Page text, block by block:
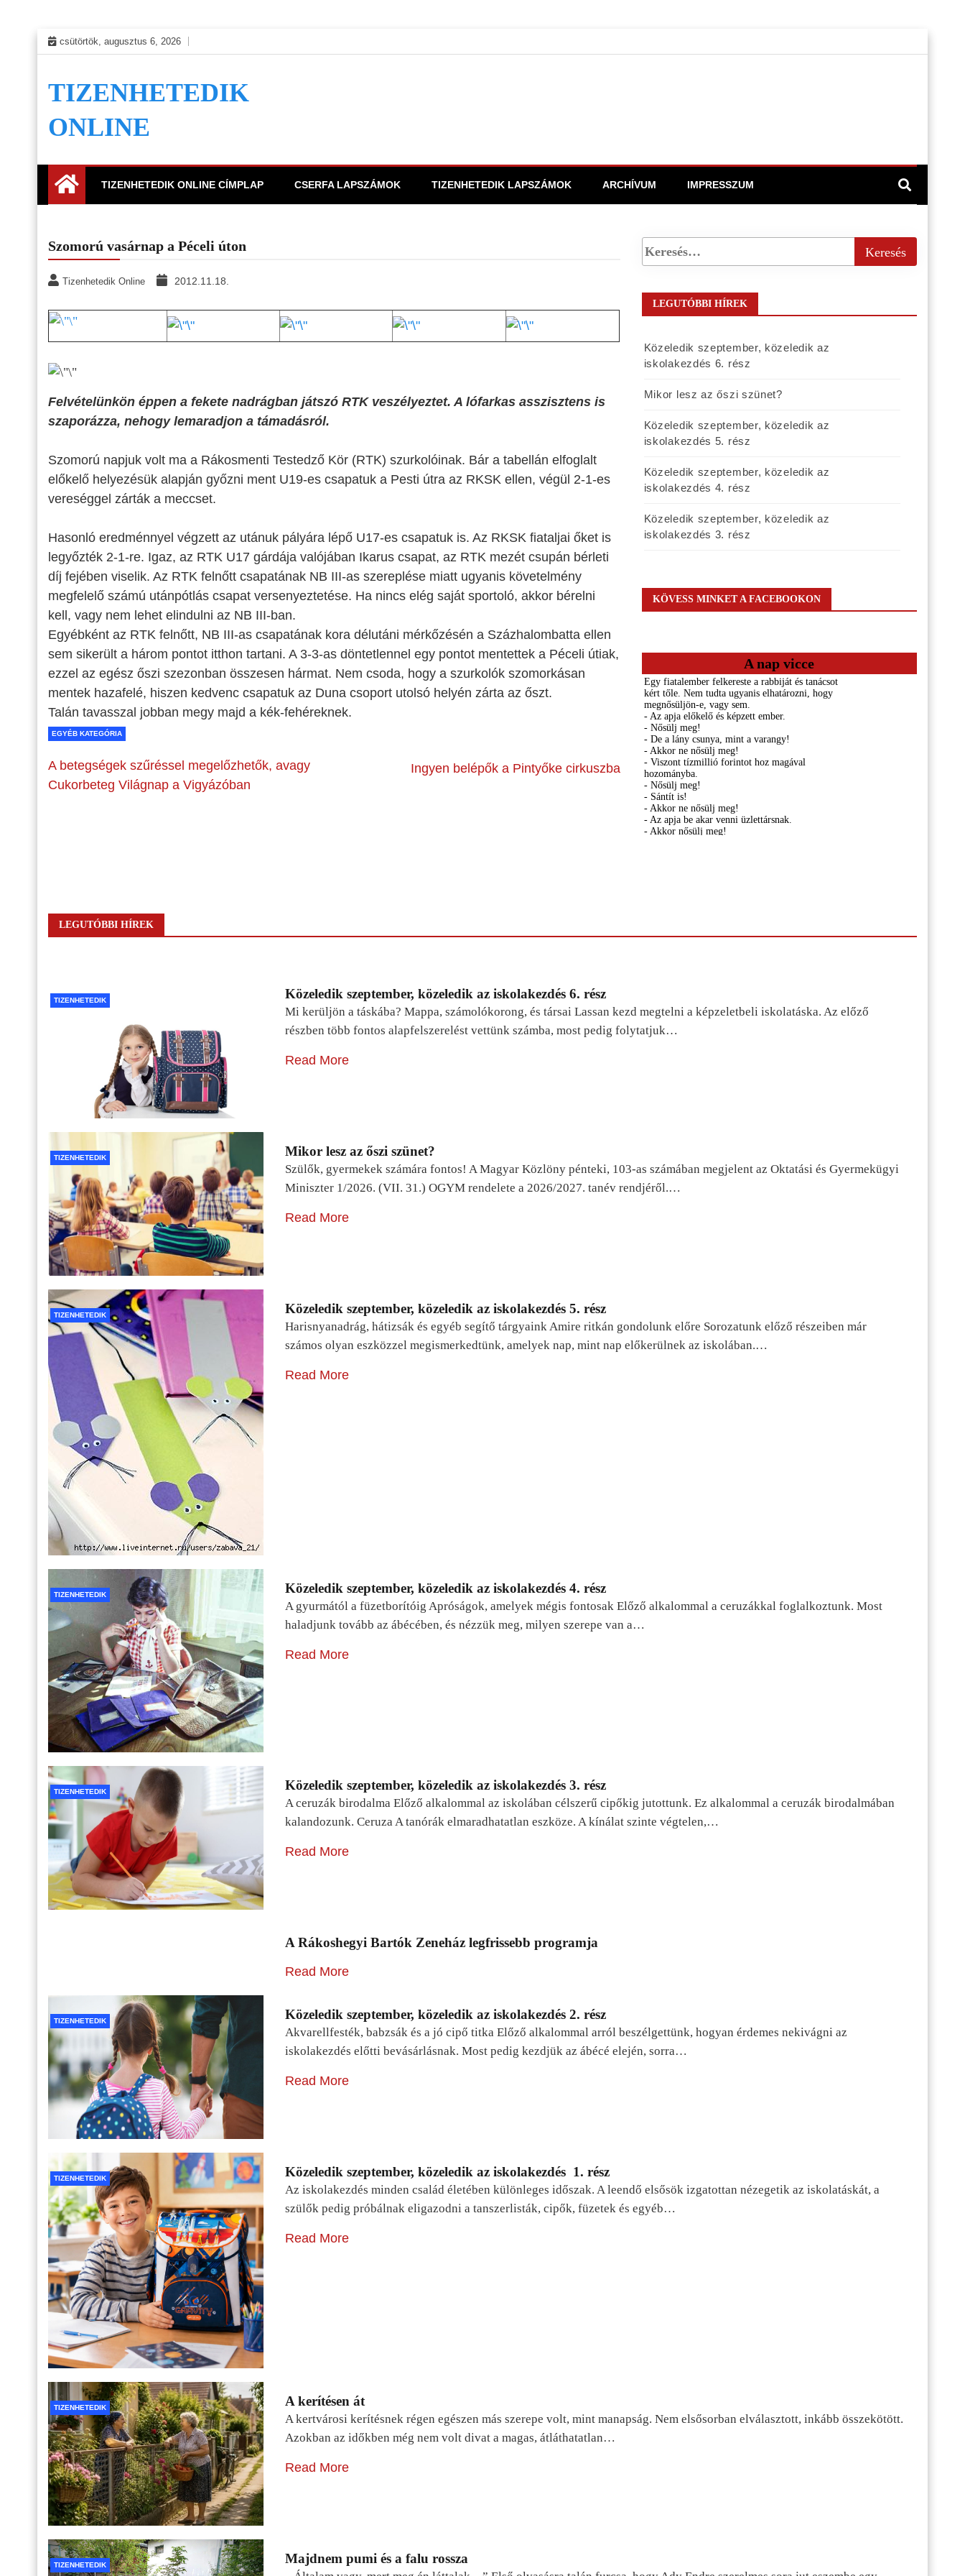
Skip
to
csütörtök, augusztus 6, 2026
TIZENHETEDIK
ONLINE
TIZENHETEDIK ONLINE CÍMPLAP CSERFA LAPSZÁMOK TIZENHETEDIK LAPSZÁMOK ARCHÍVUM IMPRESSZUM
Szomorú vasárnap a Péceli úton
Tizenhetedik Online 2012.11.18.
Felvételünkön éppen a fekete nadrágban játszó RTK veszélyeztet. A lófarkas asszisztens is
szaporázza, nehogy lemaradjon a támadásról.
Szomorú napjuk volt ma a Rákosmenti Testedző Kör (RTK) szurkolóinak. Bár a tabellán elfoglalt
előkelő helyezésük alapján győzni ment U19-es csapatuk a Pesti útra az RKSK ellen, végül 2-1-es
vereséggel zárták a meccset.
Hasonló eredménnyel végzett az utánuk pályára lépő U17-es csapatuk is. Az RKSK fiataljai őket is
legyőzték 2-1-re. Igaz, az RTK U17 gárdája valójában Ikarus csapat, az RTK mezét csupán bérleti
díj fejében viselik. Az RTK felnőtt csapatának NB III-as szereplése miatt ugyanis követelmény
megfelelő számú utánpótlás csapat versenyeztetése. Ha nincs elég saját sportoló, akkor bérelni
kell, vagy nem lehet elindulni az NB III-ban.
Egyébként az RTK felnőtt, NB III-as csapatának kora délutáni mérkőzésén a Százhalombatta ellen
sem sikerült a három pontot itthon tartani. A 3-3-as döntetlennel egy pontot mentettek a Péceli útiak,
ezzel az egész őszi szezonban összesen hármat. Nem csoda, hogy a szurkolók szomorkásan
mentek hazafelé, hiszen kedvenc csapatuk az Duna csoport utolsó helyén zárta az őszt.
Talán tavasszal jobban megy majd a kék-fehéreknek.
EGYÉB KATEGÓRIA
A betegségek szűréssel megelőzhetők, avagy
Cukorbeteg Világnap a Vigyázóban
Ingyen belépők a Pintyőke cirkuszba
LEGUTÓBBI HÍREK
Közeledik szeptember, közeledik az
iskolakezdés 6. rész
Mikor lesz az őszi szünet?
Közeledik szeptember, közeledik az
iskolakezdés 5. rész
Közeledik szeptember, közeledik az
iskolakezdés 4. rész
Közeledik szeptember, közeledik az
iskolakezdés 3. rész
KÖVESS MINKET A FACEBOOKON
A nap vicce
LEGUTÓBBI HÍREK
TIZENHETEDIK Közeledik szeptember, közeledik az iskolakezdés 6. rész
Mi kerüljön a táskába? Mappa, számolókorong, és társai Lassan kezd megtelni a képzeletbeli iskolatáska. Az előző
részben több fontos alapfelszerelést vettünk számba, most pedig folytatjuk…
Read More
TIZENHETEDIK Mikor lesz az őszi szünet?
Szülők, gyermekek számára fontos! A Magyar Közlöny pénteki, 103-as számában megjelent az Oktatási és Gyermekügyi
Miniszter 1/2026. (VII. 31.) OGYM rendelete a 2026/2027. tanév rendjéről.…
Read More
TIZENHETEDIK Közeledik szeptember, közeledik az iskolakezdés 5. rész
Harisnyanadrág, hátizsák és egyéb segítő tárgyaink Amire ritkán gondolunk előre Sorozatunk előző részeiben már
számos olyan eszközzel megismerkedtünk, amelyek nap, mint nap előkerülnek az iskolában.…
Read More
TIZENHETEDIK Közeledik szeptember, közeledik az iskolakezdés 4. rész
A gyurmától a füzetborítóig Apróságok, amelyek mégis fontosak Előző alkalommal a ceruzákkal foglalkoztunk. Most
haladjunk tovább az ábécében, és nézzük meg, milyen szerepe van a…
Read More
TIZENHETEDIK Közeledik szeptember, közeledik az iskolakezdés 3. rész
A ceruzák birodalma Előző alkalommal az iskolában célszerű cipőkig jutottunk. Ez alkalommal a ceruzák birodalmában
kalandozunk. Ceruza A tanórák elmaradhatatlan eszköze. A kínálat szinte végtelen,…
Read More
A Rákoshegyi Bartók Zeneház legfrissebb programja
Read More
TIZENHETEDIK Közeledik szeptember, közeledik az iskolakezdés 2. rész
Akvarellfesték, babzsák és a jó cipő titka Előző alkalommal arról beszélgettünk, hogyan érdemes nekivágni az
iskolakezdés előtti bevásárlásnak. Most pedig kezdjük az ábécé elején, sorra…
Read More
TIZENHETEDIK Közeledik szeptember, közeledik az iskolakezdés 1. rész
Az iskolakezdés minden család életében különleges időszak. A leendő elsősök izgatottan nézegetik az iskolatáskát, a
szülők pedig próbálnak eligazodni a tanszerlisták, cipők, füzetek és egyéb…
Read More
TIZENHETEDIK A kerítésen át
A kertvárosi kerítésnek régen egészen más szerepe volt, mint manapság. Nem elsősorban elválasztott, inkább összekötött.
Azokban az időkben még nem volt divat a magas, átláthatatlan…
Read More
TIZENHETEDIK Majdnem pumi és a falu rossza